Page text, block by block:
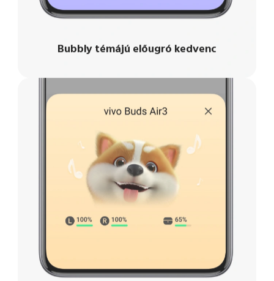
Bubbly témájú előugró kedvenc